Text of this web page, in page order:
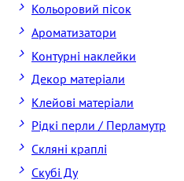
Кольоровий пісок
Ароматизатори
Контурні наклейки
Декор матеріали
Клейові матеріали
Рідкі перли / Перламутр
Скляні краплі
Скубі Ду